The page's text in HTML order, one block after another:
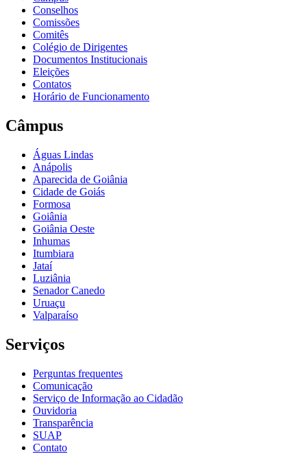
Conselhos
Comissões
Comitês
Colégio de Dirigentes
Documentos Institucionais
Eleições
Contatos
Horário de Funcionamento
Câmpus
Águas Lindas
Anápolis
Aparecida de Goiânia
Cidade de Goiás
Formosa
Goiânia
Goiânia Oeste
Inhumas
Itumbiara
Jataí
Luziânia
Senador Canedo
Uruaçu
Valparaíso
Serviços
Perguntas frequentes
Comunicação
Serviço de Informação ao Cidadão
Ouvidoria
Transparência
SUAP
Contato